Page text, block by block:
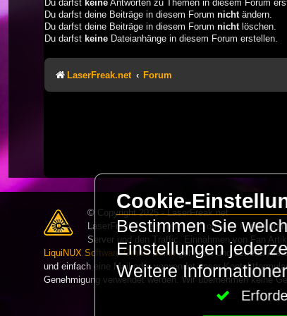
Du darfst keine Antworten zu Themen in diesem Forum
Du darfst deine Beiträge in diesem Forum nicht ändern.
Du darfst deine Beiträge in diesem Forum nicht löschen.
Du darfst keine Dateianhänge in diesem Forum erstellen.
LaserFreak.net Forum
© Copyright 2025 - LaserFreak.net
LaserFreak ist ein freies und offenes Forum
Server und den Traffic. Einnahmen von Fan
LiquiNUX Software GmbH Berlingehostet und betreut. Als
und einfach eine Mail oder verwendet unser
Genehmigung verwendet werden. Wir übernehmen keine
Cookie-
Bestimmen Sie
Einstellungen
Weitere